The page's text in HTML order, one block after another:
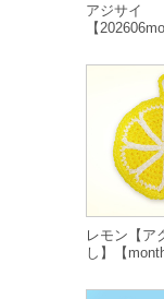
アジサイ
【
レモン【ア
し】【